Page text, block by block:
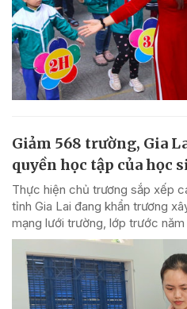
Giảm 568 trường, Gia
quyền học tập của học
Thực hiện chủ trương sắp xếp
tỉnh Gia Lai đang khẩn trương
mạng lưới trường, lớp trước